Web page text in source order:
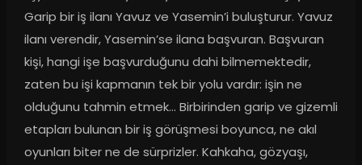
Garip bir iş ilanı Yavuz ve Yasemin’i buluşturur. Yavuz
ilanı verendir, Yasemin’se ilana başvuran. Başvuran
kişi, hangi işe başvurduğunu dahi bilmemektedir,
zaten bu işi kapmanın tek bir yolu vardır: işin ne
olduğunu tahmin etmek… Birbirinden garip ve gizemli
etapları bulunan bir iş görüşmesi boyunca, ne akıl
oyunları biter ne de sürprizler. Kahkaha, gözyaşı,